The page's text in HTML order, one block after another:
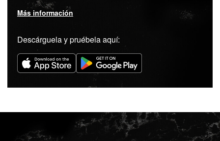
Más información
Descárguela y pruébela aquí: